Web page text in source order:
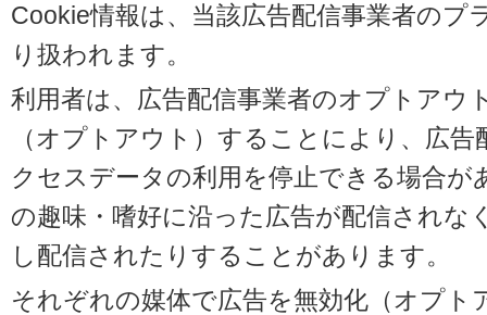
Cookie情報は、当該広告配信事業者のプ
り扱われます。
利用者は、広告配信事業者のオプトアウ
（オプトアウト）することにより、広
クセスデータの利用を停止できる場合が
の趣味・嗜好に沿った広告が配信されな
し配信されたりすることがあります。
それぞれの媒体で広告を無効化（オプト